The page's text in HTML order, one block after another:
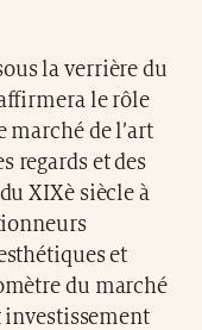
la verrière du
le rôle
marché de l’art
regards et des
XIXè siècle à
et
du marché
investissement